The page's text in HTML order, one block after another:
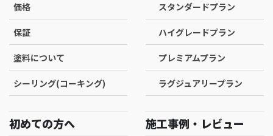
価格
保証
塗料について
シーリング(コーキング)
スタンダードプラン
ハイグレードプラン
プレミアムプラン
ラグジュアリープラン
初めての方へ 施工事例・レビュー